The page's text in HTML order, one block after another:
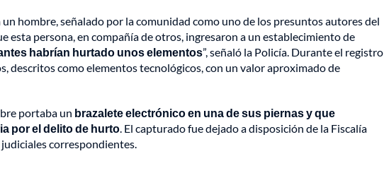
hombre, señalado por la comunidad como uno de los presuntos autores del
esta persona, en compañía de otros, ingresaron a un establecimiento de
habrían hurtado unos elementos”, señaló la Policía. Durante el registro
descritos como elementos tecnológicos, con un valor aproximado de
portaba un brazalete electrónico en una de sus piernas y que
por el delito de hurto. El capturado fue dejado a disposición de la Fiscalía
correspondientes.